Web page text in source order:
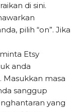
di sini.
pilih “on”. Jika
Etsy
anda
Masukkan masa
sanggup
yang